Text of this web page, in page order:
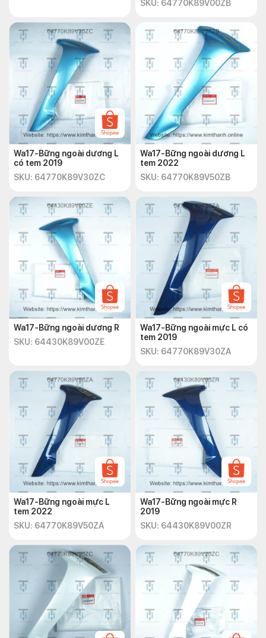
SKU: 64770K89V00ZB
Wa17-Bững ngoài dương L
có tem 2019
SKU: 64770K89V30ZC
Wa17-Bững ngoài dương L
tem 2022
SKU: 64770K89V50ZB
Wa17-Bững ngoài dương R
SKU: 64430K89V00ZE
Wa17-Bững ngoài mực L có
tem 2019
SKU: 64770K89V30ZA
Wa17-Bững ngoài mực L
tem 2022
SKU: 64770K89V50ZA
Wa17-Bững ngoài mực R
2019
SKU: 64430K89V00ZR